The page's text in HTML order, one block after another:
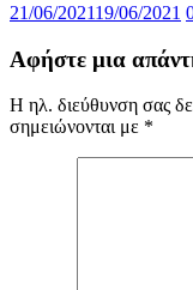
21/06/202119/06/2021
Αφήστε μια
Η ηλ. διεύθυνση σας
σημειώνονται με *